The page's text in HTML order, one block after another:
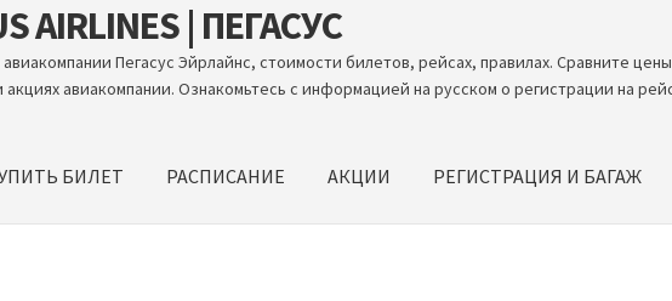
AIRLINES | ПЕГАСУС
Пегасус Эйрлайнс, стоимости билетов, рейсах, правилах. Сравните
авиакомпании. Ознакомьтесь с информацией на русском о регистрации на
БИЛЕТ РАСПИСАНИЕ АКЦИИ РЕГИСТРАЦИЯ И БАГАЖ